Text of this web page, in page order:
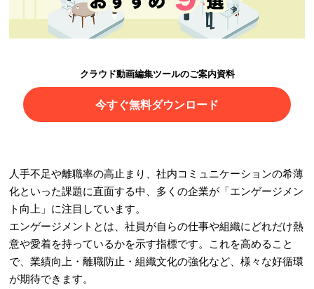
クラウド動画編集ツールのご案内資料
今すぐ無料ダウンロード
人手不足や離職率の高止まり、社内コミュニケーションの希薄
化といった課題に直面する中、多くの企業が「エンゲージメン
ト向上」に注目しています。
エンゲージメントとは、社員が自らの仕事や組織にどれだけ熱
意や愛着を持っているかを示す指標です。これを高めること
で、業績向上・離職防止・組織文化の強化など、様々な好循環
が期待できます。